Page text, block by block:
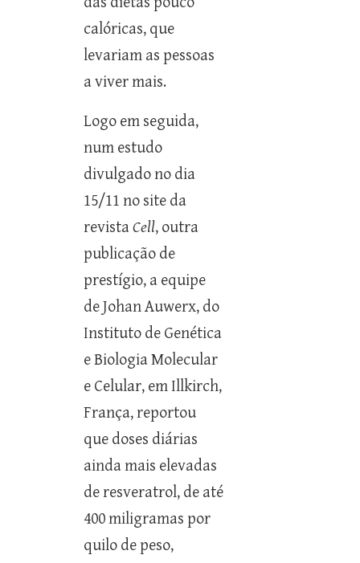
calóricas, que
levariam as pessoas
a viver mais.
Logo em seguida,
num estudo
divulgado no dia
15/11 no site da
revistaCell, outra
publicação de
prestígio, a equipe
de Johan Auwerx, do
Instituto de Genética
e Biologia Molecular
e Celular, em Illkirch,
França, reportou
que doses diárias
ainda mais elevadas
de resveratrol, de até
400 miligramas por
quilo de peso,